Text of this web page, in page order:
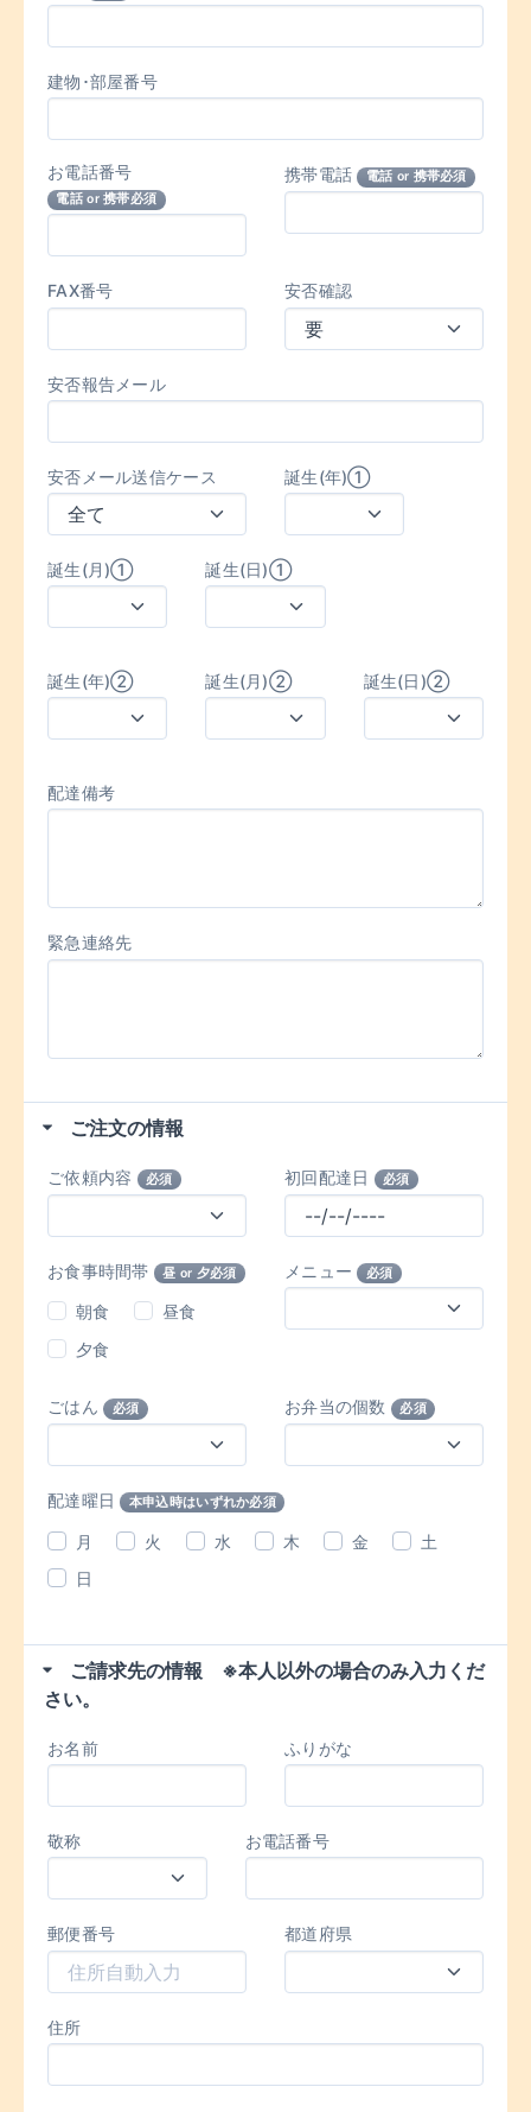
建物･部屋番号
お電話番号
電話 or 携帯必須
携帯電話 電話 or 携帯必須
FAX番号 安否確認
安否報告メール
安否メール送信ケース 誕生(年)①
誕生(月)① 誕生(日)①
誕生(年)② 誕生(月)② 誕生(日)②
配達備考
緊急連絡先
ご注文の情報
ご依頼内容 必須 初回配達日 必須
お食事時間帯 昼 or 夕必須
朝食
昼食
夕食
メニュー 必須
ごはん 必須 お弁当の個数 必須
配達曜日 本申込時はいずれか必須
月 火 水 木 金
土
日
ご請求先の情報 ※本人以外の場合のみ入力くだ
さい。
お名前 ふりがな
敬称 お電話番号
郵便番号 都道府県
住所